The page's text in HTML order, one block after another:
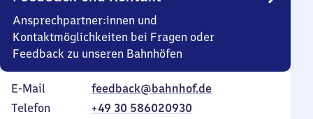
Ansprechpartner:innen und
Kontaktmöglichkeiten bei Fragen oder
Feedback zu unseren Bahnhöfen
E-Mail
feedback@bahnhof.de
Telefon
+49 30 586020930